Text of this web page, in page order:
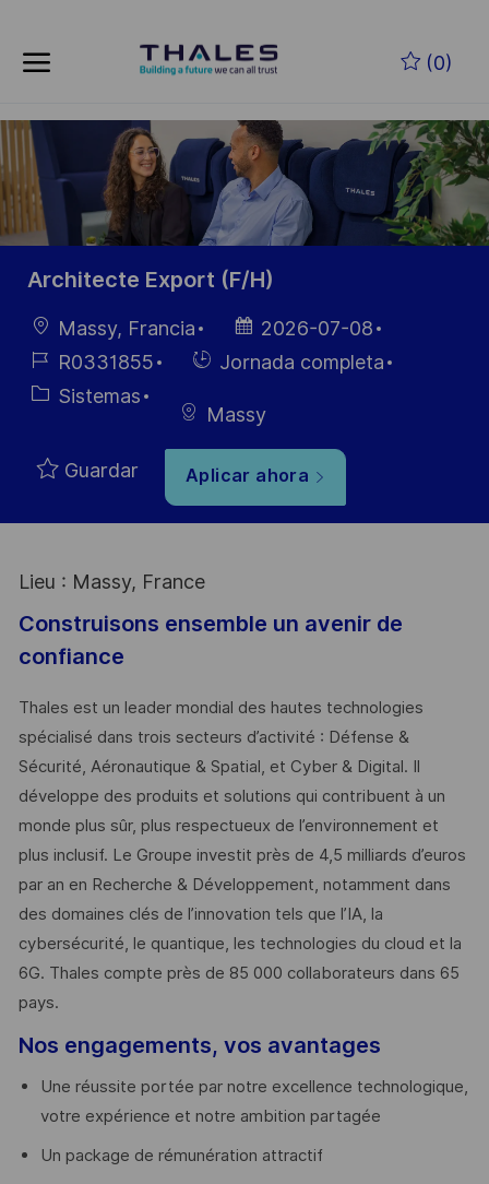
(0)
-
Architecte Export (F/H)
Ubicación
Massy, Francia
Fecha de
publicación
2026-07-08
ID de
empleo
R0331855
HiringJornada completa
Categoría
Sistemas
Massy
Guardar Aplicar ahora
Lieu : Massy, France
Construisons ensemble un avenir de
confiance
Thales est un leader mondial des hautes technologies
spécialisé dans trois secteurs d’activité : Défense &
Sécurité, Aéronautique & Spatial, et Cyber & Digital. Il
développe des produits et solutions qui contribuent à un
monde plus sûr, plus respectueux de l’environnement et
plus inclusif. Le Groupe investit près de 4,5 milliards d’euros
par an en Recherche & Développement, notamment dans
des domaines clés de l’innovation tels que l’IA, la
cybersécurité, le quantique, les technologies du cloud et la
6G. Thales compte près de 85 000 collaborateurs dans 65
pays. ​
Nos engagements, vos avantages
Une réussite portée par notre excellence technologique,
votre expérience et notre ambition partagée
Un package de rémunération attractif